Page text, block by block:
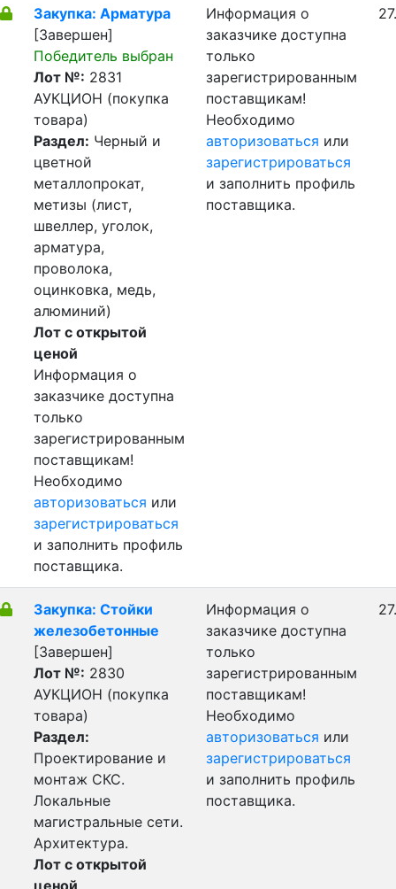
Закупка: Арматура
[Завершен]
Победитель выбран
Лот №: 2831
АУКЦИОН (покупка
товара)
Раздел: Черный и
цветной
металлопрокат,
метизы (лист,
швеллер, уголок,
арматура,
проволока,
оцинковка, медь,
алюминий)
Лот с открытой
ценой
Информация о
заказчике доступна
только
зарегистрированным
поставщикам!
Необходимо
авторизоваться или
зарегистрироваться
и заполнить профиль
поставщика.
Информация о
заказчике доступна
только
зарегистрированным
поставщикам!
Необходимо
авторизоваться или
зарегистрироваться
и заполнить профиль
поставщика.
Закупка: Стойки
железобетонные
[Завершен]
Лот №: 2830
АУКЦИОН (покупка
товара)
Раздел:
Проектирование и
монтаж СКС.
Локальные
магистральные сети.
Архитектура.
Лот с открытой
ценой
Информация о
заказчике доступна
только
зарегистрированным
поставщикам!
Необходимо
авторизоваться или
зарегистрироваться
и заполнить профиль
поставщика.